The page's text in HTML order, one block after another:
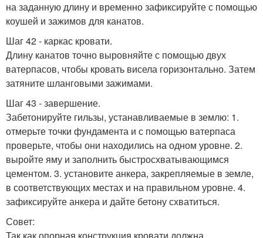
на заданную длину и временно зафиксируйте с помощью
коушей и зажимов для канатов.
Шаг 42 - каркас кровати.
Длину канатов точно выровняйте с помощью двух
ватерпасов, чтобы кровать висела горизонтально. Затем
затяните шланговыми зажимами.
Шаг 43 - завершение.
Забетонируйте гильзы, устанавливаемые в землю: 1.
отмерьте точки фундамента и с помощью ватерпаса
проверьте, чтобы они находились на одном уровне. 2.
выройте яму и заполнить быстросхватывающимся
цементом. 3. установите анкера, закрепляемые в земле,
в соответствующих местах и на правильном уровне. 4.
зафиксируйте анкера и дайте бетону схватиться.
Совет:
Так как опорная конструкция кровати должна